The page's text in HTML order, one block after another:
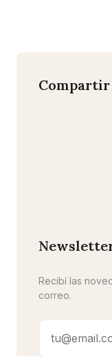
Compartir
Recibí las
correo.